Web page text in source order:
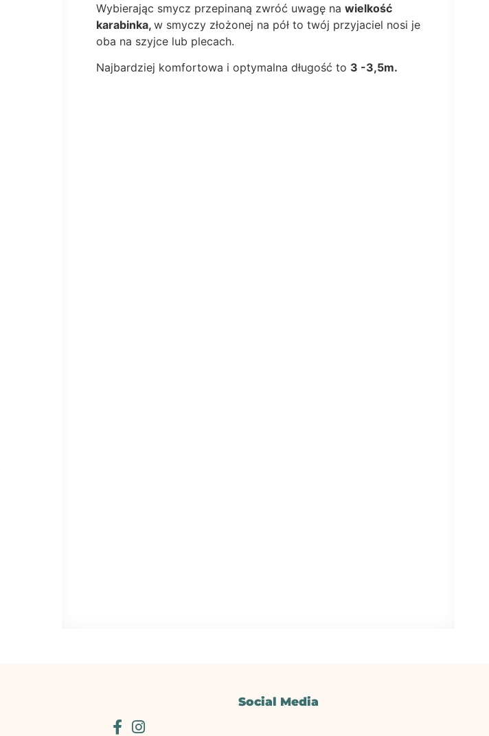
Wybierając smycz przepinaną zwróć uwagę na wielkość
karabinka, w smyczy złożonej na pół to twój przyjaciel nosi je
oba na szyjce lub plecach.
Najbardziej komfortowa i optymalna długość to 3 -3,5m.
Social Media